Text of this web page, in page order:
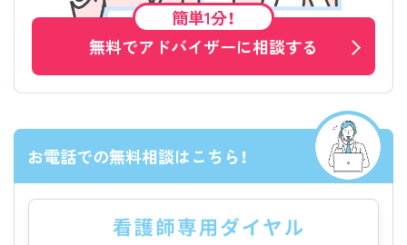
簡単1分！
無料でアドバイザーに相談する
お電話での無料相談はこちら！